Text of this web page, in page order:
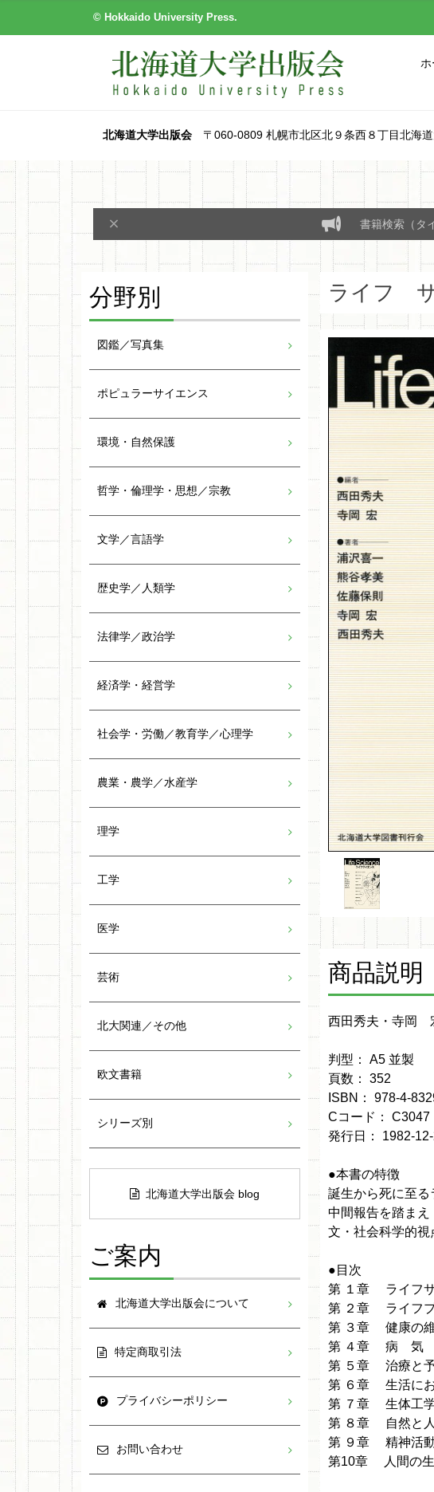
© Hokkaido University Press.
ホ
北海道大学出版会〒060-0809 札幌市北区北９条西８丁目北海
書籍検索（タ
ライフ
商品説明
西田秀夫・寺岡
判型： A5 並製
頁数： 352
ISBN： 978-4-
Cコード： C3047
発行日： 1982-
●本書の特徴
誕生から死に至
中間報告を踏まえ
文・社会科学的視
●目次
第 １章 ライフ
第 ２章 ライフ
第 ３章 健康の
第 ４章 病 気
第 ５章 治療と
第 ６章 生活に
第 ７章 生体工
第 ８章 自然と
第 ９章 精神活
第10章 人間の
分野別
図鑑／写真集
ポピュラーサイエンス
環境・自然保護
哲学・倫理学・思想／宗教
文学／言語学
歴史学／人類学
法律学／政治学
経済学・経営学
社会学・労働／教育学／心理学
農業・農学／水産学
理学
工学
医学
芸術
北大関連／その他
欧文書籍
シリーズ別
北海道大学出版会 blog
ご案内
北海道大学出版会について
特定商取引法
プライバシーポリシー
お問い合わせ